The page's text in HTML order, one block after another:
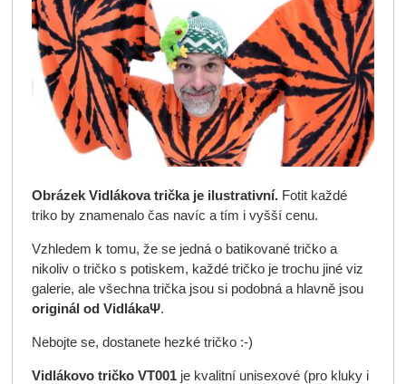
Obrázek Vidlákova trička je ilustrativní.Fotit každé
triko by znamenalo čas navíc a tím i vyšší cenu.
Vzhledem k tomu, že se jedná o batikované tričko a
nikoliv o tričko s potiskem, každé tričko je trochu jiné viz
galerie, ale všechna trička jsou si podobná a hlavně jsou
originál od VidlákaΨ.
Nebojte se, dostanete hezké tričko :-)
Vidlákovo tričko VT001je kvalitní unisexové (pro kluky i